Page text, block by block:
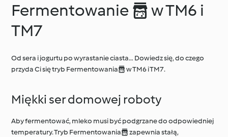
Fermentowanie  w TM6 i
TM7
Od sera i jogurtu po wyrastanie ciasta… Dowiedz się, do czego
przyda Ci się tryb Fermentowania w TM6 i TM7.
Miękki ser domowej roboty
Aby fermentować, mleko musi być podgrzane do odpowiedniej
temperatury. Tryb Fermentowania zapewnia stałą,